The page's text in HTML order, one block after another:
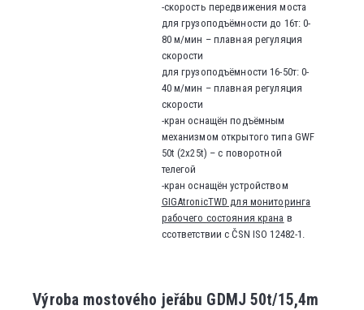
-скорость передвижения моста
для грузоподъёмности до 16т: 0-
80 м/мин – плавная регуляция
скорости
для грузоподъёмности 16-50т: 0-
40 м/мин – плавная регуляция
скорости
-кран оснащён подъёмным
механизмом открытого типа GWF
50t (2x25t) – с поворотной
телегой
-кран оснащён устройством
GIGAtronicTWD для мониторинга
рабочего состояния крана в
ссответствии с ČSN ISO 12482-1.
Výroba mostového jeřábu GDMJ 50t/15,4m